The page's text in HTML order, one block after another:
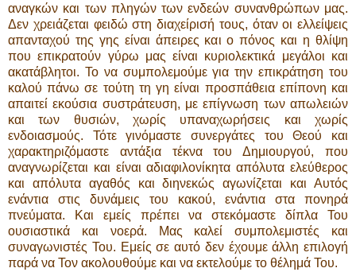
αναγκών και των πληγών των ενδεών συνανθρώπων μας.
Δεν χρειάζεται φειδώ στη διαχείρισή τους, όταν οι ελλείψεις
απανταχού της γης είναι άπειρες και ο πόνος και η θλίψη
που επικρατούν γύρω μας είναι κυριολεκτικά μεγάλοι και
ακατάβλητοι. Το να συμπολεμούμε για την επικράτηση του
καλού πάνω σε τούτη τη γη είναι προσπάθεια επίπονη και
απαιτεί εκούσια συστράτευση, με επίγνωση των απωλειών
και των θυσιών, χωρίς υπαναχωρήσεις και χωρίς
ενδοιασμούς. Τότε γινόμαστε συνεργάτες του Θεού και
χαρακτηριζόμαστε αντάξια τέκνα του Δημιουργού, που
αναγνωρίζεται και είναι αδιαφιλονίκητα απόλυτα ελεύθερος
και απόλυτα αγαθός και διηνεκώς αγωνίζεται και Αυτός
ενάντια στις δυνάμεις του κακού, ενάντια στα πονηρά
πνεύματα. Και εμείς πρέπει να στεκόμαστε δίπλα Του
ουσιαστικά και νοερά. Μας καλεί συμπολεμιστές και
συναγωνιστές Του. Εμείς σε αυτό δεν έχουμε άλλη επιλογή
παρά να Τον ακολουθούμε και να εκτελούμε το θέλημά Του.